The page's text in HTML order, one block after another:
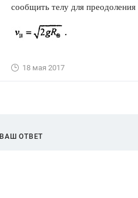
сообщить телу для
18 мая 2017
ВАШ ОТВЕТ